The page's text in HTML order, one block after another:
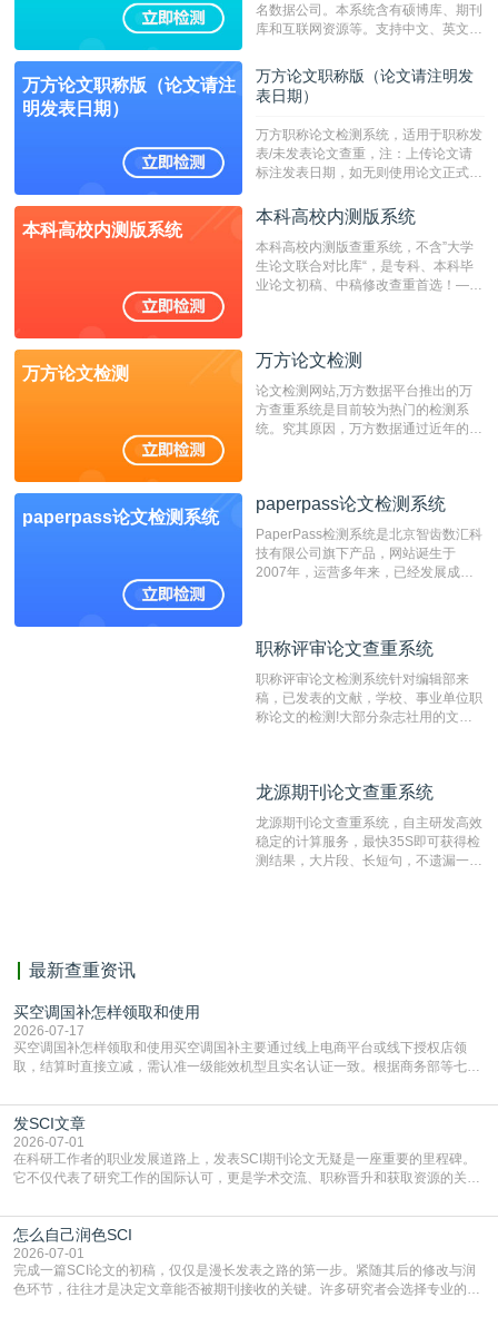
名数据公司。本系统含有硕博库、期刊
库和互联网资源等。支持中文、英文、
定院校！！！
万方论文职称版（论文请注
明发表日期）
万方论文职称版（论文请注明发
表日期）
万方职称论文检测系统，适用于职称发
表/未发表论文查重，注：上传论文请
标注发表日期，如无则使用论文正式发
成时间作为发表日期。
本科高校内测版系统
本科高校内测版系统
本科高校内测版查重系统，不含”大学
生论文联合对比库“，是专科、本科毕
业论文初稿、中稿修改查重首选！——
万方论文检测
万方论文检测
论文检测网站,万方数据平台推出的万
方查重系统是目前较为热门的检测系
统。究其原因，万方数据通过近年的发
非。其次，相对于知网而言，万方检测
重的推荐系统。
paperpass论文检测系统
paperpass论文检测系统
PaperPass检测系统是北京智齿数汇科
技有限公司旗下产品，网站诞生于
2007年，运营多年来，已经发展成为
检测速度快、精度高，市场反映良好。
职称评审论文查重系统
职称评审论文检测系统针对编辑部来
稿，已发表的文献，学校、事业单位职
称论文的检测!大部分杂志社用的文献
编辑部检测来稿和已发表的文献,检测
测时注意填写第一作者,才能排除已发
表文献复制比。（限制字符数1万）
龙源期刊论文查重系统
龙源期刊论文查重系统，自主研发高效
稳定的计算服务，最快35S即可获得检
测结果，大片段、长短句，不遗漏一处
最新查重资讯
买空调国补怎样领取和使用
2026-07-17
买空调国补怎样领取和使用买空调国补主要通过线上电商平台或线下授权店领
取，结算时直接立减‌，需认准一级能效机型且实名认证一致。根据商务部等七部
能领到补贴首选‌京东APP‌搜索专属口令(如【家电补贴1637】、【国补立省
4949】等，口令会随活动更新，以页面显示为准)进入补贴专场。淘宝/天猫也可
复制粘贴【8$FKFGgJq
发SCI文章
2026-07-01
在科研工作者的职业发展道路上，发表SCI期刊论文无疑是一座重要的里程碑。
它不仅代表了研究工作的国际认可，更是学术交流、职称晋升和获取资源的关键
战与困惑。从选题立意到投稿回应，每一步都需要精心的策略与扎实的工作。本
篇AEIC学术交流中心小编就为大家介绍“发SCI文章”。一、精准定位是成功的第
一步发表SCI文章，首要解决的问题是“投
怎么自己润色SCI
2026-07-01
完成一篇SCI论文的初稿，仅仅是漫长发表之路的第一步。紧随其后的修改与润
色环节，往往才是决定文章能否被期刊接收的关键。许多研究者会选择专业的语